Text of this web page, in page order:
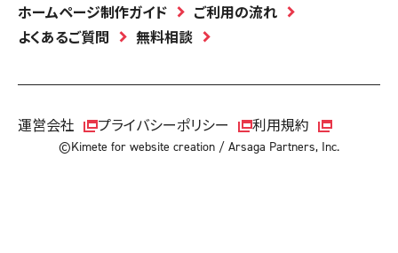
ホームページ制作ガイド
ご利用の流れ
よくあるご質問
無料相談
運営会社 プライバシーポリシー 利用規約
©Kimete for website creation / Arsaga Partners, Inc.